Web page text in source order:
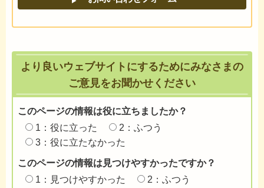
より良いウェブサイトにするためにみなさまの
ご意見をお聞かせください
このページの情報は役に立ちましたか？
1：役に立った
2：ふつう
3：役に立たなかった
このページの情報は見つけやすかったですか？
1：見つけやすかった
2：ふつう